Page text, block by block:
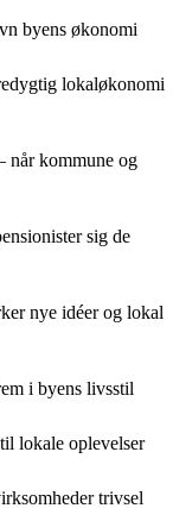
byens økonomi
lokaløkonomi
når kommune og
sig de
nye idéer og lokal
i byens livsstil
lokale oplevelser
trivsel